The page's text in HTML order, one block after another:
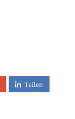
Teilen